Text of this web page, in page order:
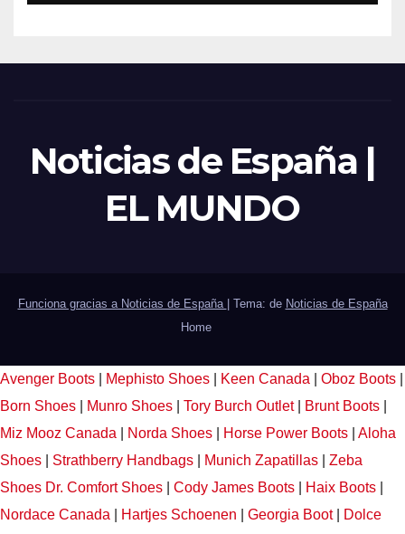
Noticias de España |
EL MUNDO
Funciona gracias a Noticias de España | Tema: de Noticias de España
Home
Avenger Boots Mephisto Shoes Keen Canada Oboz Boots
Born Shoes
Munro Shoes Tory Burch Outlet Brunt Boots
Miz Mooz Canada
Norda Shoes Horse Power Boots
Aloha
Shoes
Strathberry Handbags Munich Zapatillas
Zeba
Shoes Dr. Comfort Shoes Cody James Boots Haix Boots
Nordace Canada
Hartjes Schoenen Georgia Boot|
Dolce